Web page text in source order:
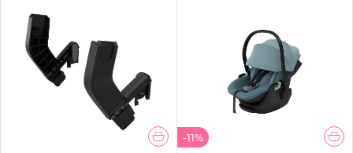
-11%